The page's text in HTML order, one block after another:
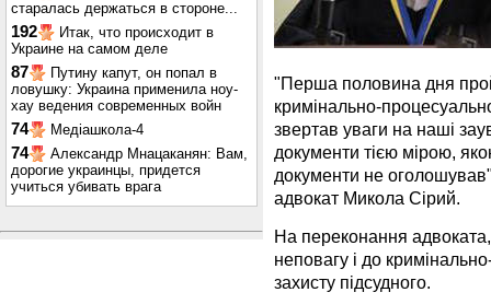
старалась держаться в стороне...
192
Итак, что происходит в
Украине на самом деле
87
Путину капут, он попал в
ловушку: Украина применила ноу-
хау ведения современных войн
74 Медіашкола-4
74
Александр Мнацаканян: Вам,
дорогие украинцы, придется
учиться убивать врага
"Перша половина дня
кримінально-
звертав уваги на наші
документи тією мірою,
документи не
адвокат Микола Сірий.
На переконання
неповагу і до
захисту підсудного.